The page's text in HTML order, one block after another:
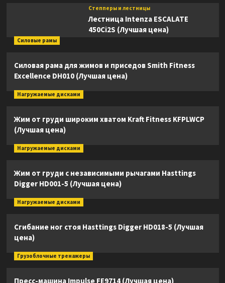
Степперы и лестницы
Лестница Intenza ESCALATE
450Ci2S (Лучшая цена)
Силовые рамы
Силовая рама для жимов и приседов Smith Fitness
Excellence DH010 (Лучшая цена)
Нагружаемые дисками
Жим от груди широким хватом Kraft Fitness KFPLWCP
(Лучшая цена)
Нагружаемые дисками
Жим от груди с независимыми рычагами Hasttings
Digger HD001-5 (Лучшая цена)
Нагружаемые дисками
Сгибание ног стоя Hasttings Digger HD018-5 (Лучшая
цена)
Грузоблочные тренажеры
Пресс-машина Impulse FE9714 (Лучшая цена)